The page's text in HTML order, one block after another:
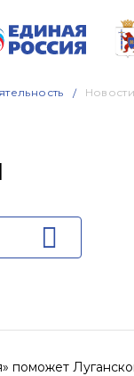
Новости
поможет